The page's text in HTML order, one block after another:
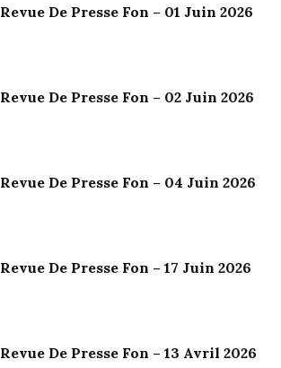
Revue De Presse Fon – 01 Juin 2026
Revue De Presse Fon – 02 Juin 2026
Revue De Presse Fon – 04 Juin 2026
Revue De Presse Fon – 17 Juin 2026
Revue De Presse Fon – 13 Avril 2026